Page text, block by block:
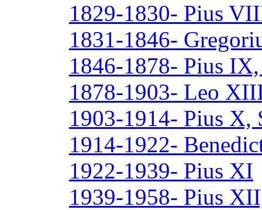
1829-1830- Pius
1831-1846-
1846-1878- Pius IX,
1878-1903- Leo
1903-1914- Pius X,
1914-1922-
1922-1939- Pius XI
1939-1958- Pius